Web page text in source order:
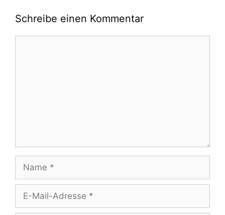
Schreibe einen Kommentar
Name